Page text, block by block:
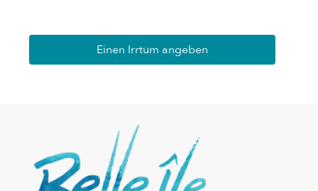
Einen Irrtum angeben